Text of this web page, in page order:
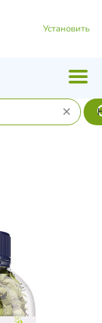
Установить